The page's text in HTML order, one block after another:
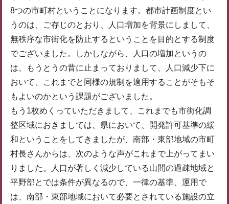
8つの市町村ということになります。都市計画制度とい
うのは、ご存じのとおり、人口増加を背景にしまして、
無秩序な市街化を防止するということを目的とする制度
でございました。しかしながら、人口の増加というの
は、もうとうの昔に止まっておりまして、人口減少下に
おいて、これまでと同様の規制を適用することがそもそ
もよいのかという課題がございました。
もう1枚めくっていただきまして、これまでも市街化調
整区域におきましては、県において、開発許可基準の緩
和ということをしてきましたが、南部・東部地域の市町
村長さんからは、次のような声がこれまで上がってまい
りました。人口が著しく減少している山間の過疎地域と
平野部とでは条件が異なるので、一律の基準、運用で
は、南部・東部地域において必要とされている施設の立